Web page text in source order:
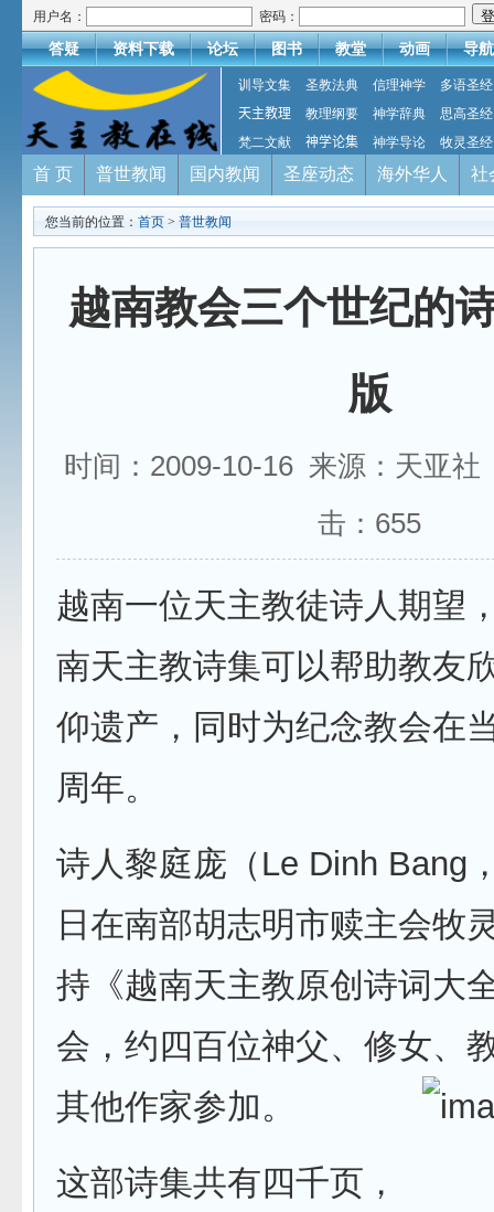
用户名： 密码：
答疑 资料下载 论坛 图书 教堂 动画 导航
训导文集 圣教法典 信理神学
多语圣经
天主教理
教理纲要 神学辞典
思高圣经
梵二文献
神学论集 神学导论 牧灵圣经
首 页 普世教闻 国内教闻 圣座动态 海外华人 社
您当前的位置： 首页 > 普世教闻
越南教会三个世纪的
版
时间：2009-10-16 来源：天亚
击： 655
越南一位天主教徒诗人期望
南天主教诗集可以帮助教友
仰遗产，同时为纪念教会在
周年。
诗人黎庭庞（Le Dinh Bang
日在南部胡志明市赎主会牧
持《越南天主教原创诗词大
会，约四百位神父、修女、
其他作家参加。
这部诗集共有四千页，